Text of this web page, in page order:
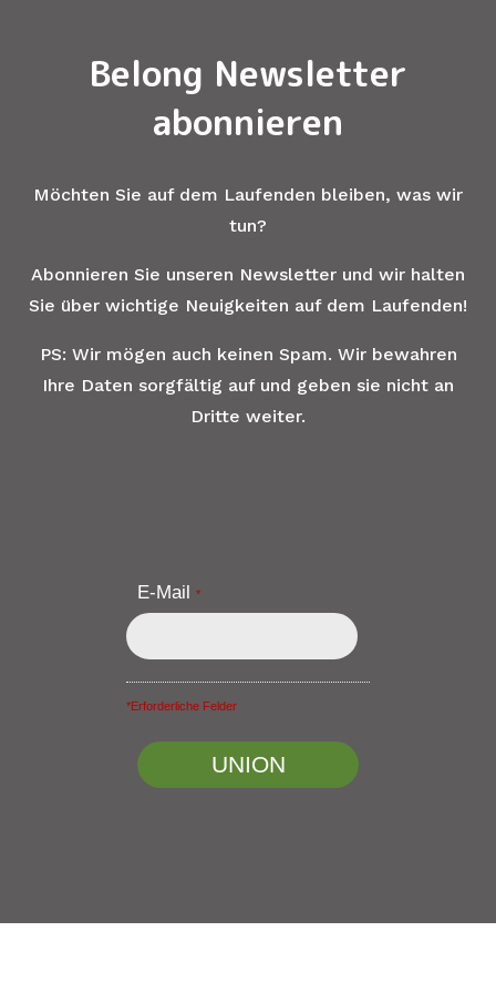
Belong Newsletter
abonnieren
Möchten Sie auf dem Laufenden bleiben, was wir
tun?
Abonnieren Sie unseren Newsletter und wir halten
Sie über wichtige Neuigkeiten auf dem Laufenden!
PS: Wir mögen auch keinen Spam. Wir bewahren
Ihre Daten sorgfältig auf und geben sie nicht an
Dritte weiter.
E-Mail *
*Erforderliche Felder